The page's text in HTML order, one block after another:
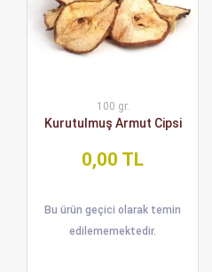
100 gr.
Kurutulmuş Armut Cipsi
0,00 TL
Bu ürün geçici olarak temin
edilememektedir.